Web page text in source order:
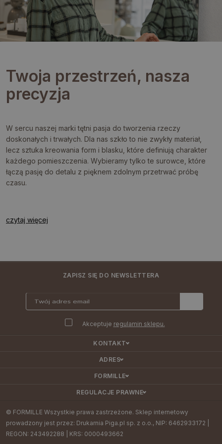
Twoja przestrzeń, nasza
precyzja
W sercu naszej marki tętni pasja do tworzenia rzeczy
doskonałych i trwałych. Dla nas szkło to nie zwykły materiał,
lecz sztuka kreowania form i blasku, które definiują charakter
każdego pomieszczenia. Wybieramy tylko te surowce, które
łączą pasję do detalu z pięknem zdolnym przetrwać próbę
czasu.
czytaj więcej
ZAPISZ SIĘ DO NEWSLETTERA
Akceptuje regulamin sklepu.
KONTAKT
ADRES
FORMILLE
REGULACJE PRAWNE
© FORMILLE Wszystkie prawa zastrzeżone. Sklep internetowy
prowadzony jest przez: Drukarnia Piga.pl sp. z o.o., NIP: 6462933172 |
REGON: 243492288 | KRS: 0000493662